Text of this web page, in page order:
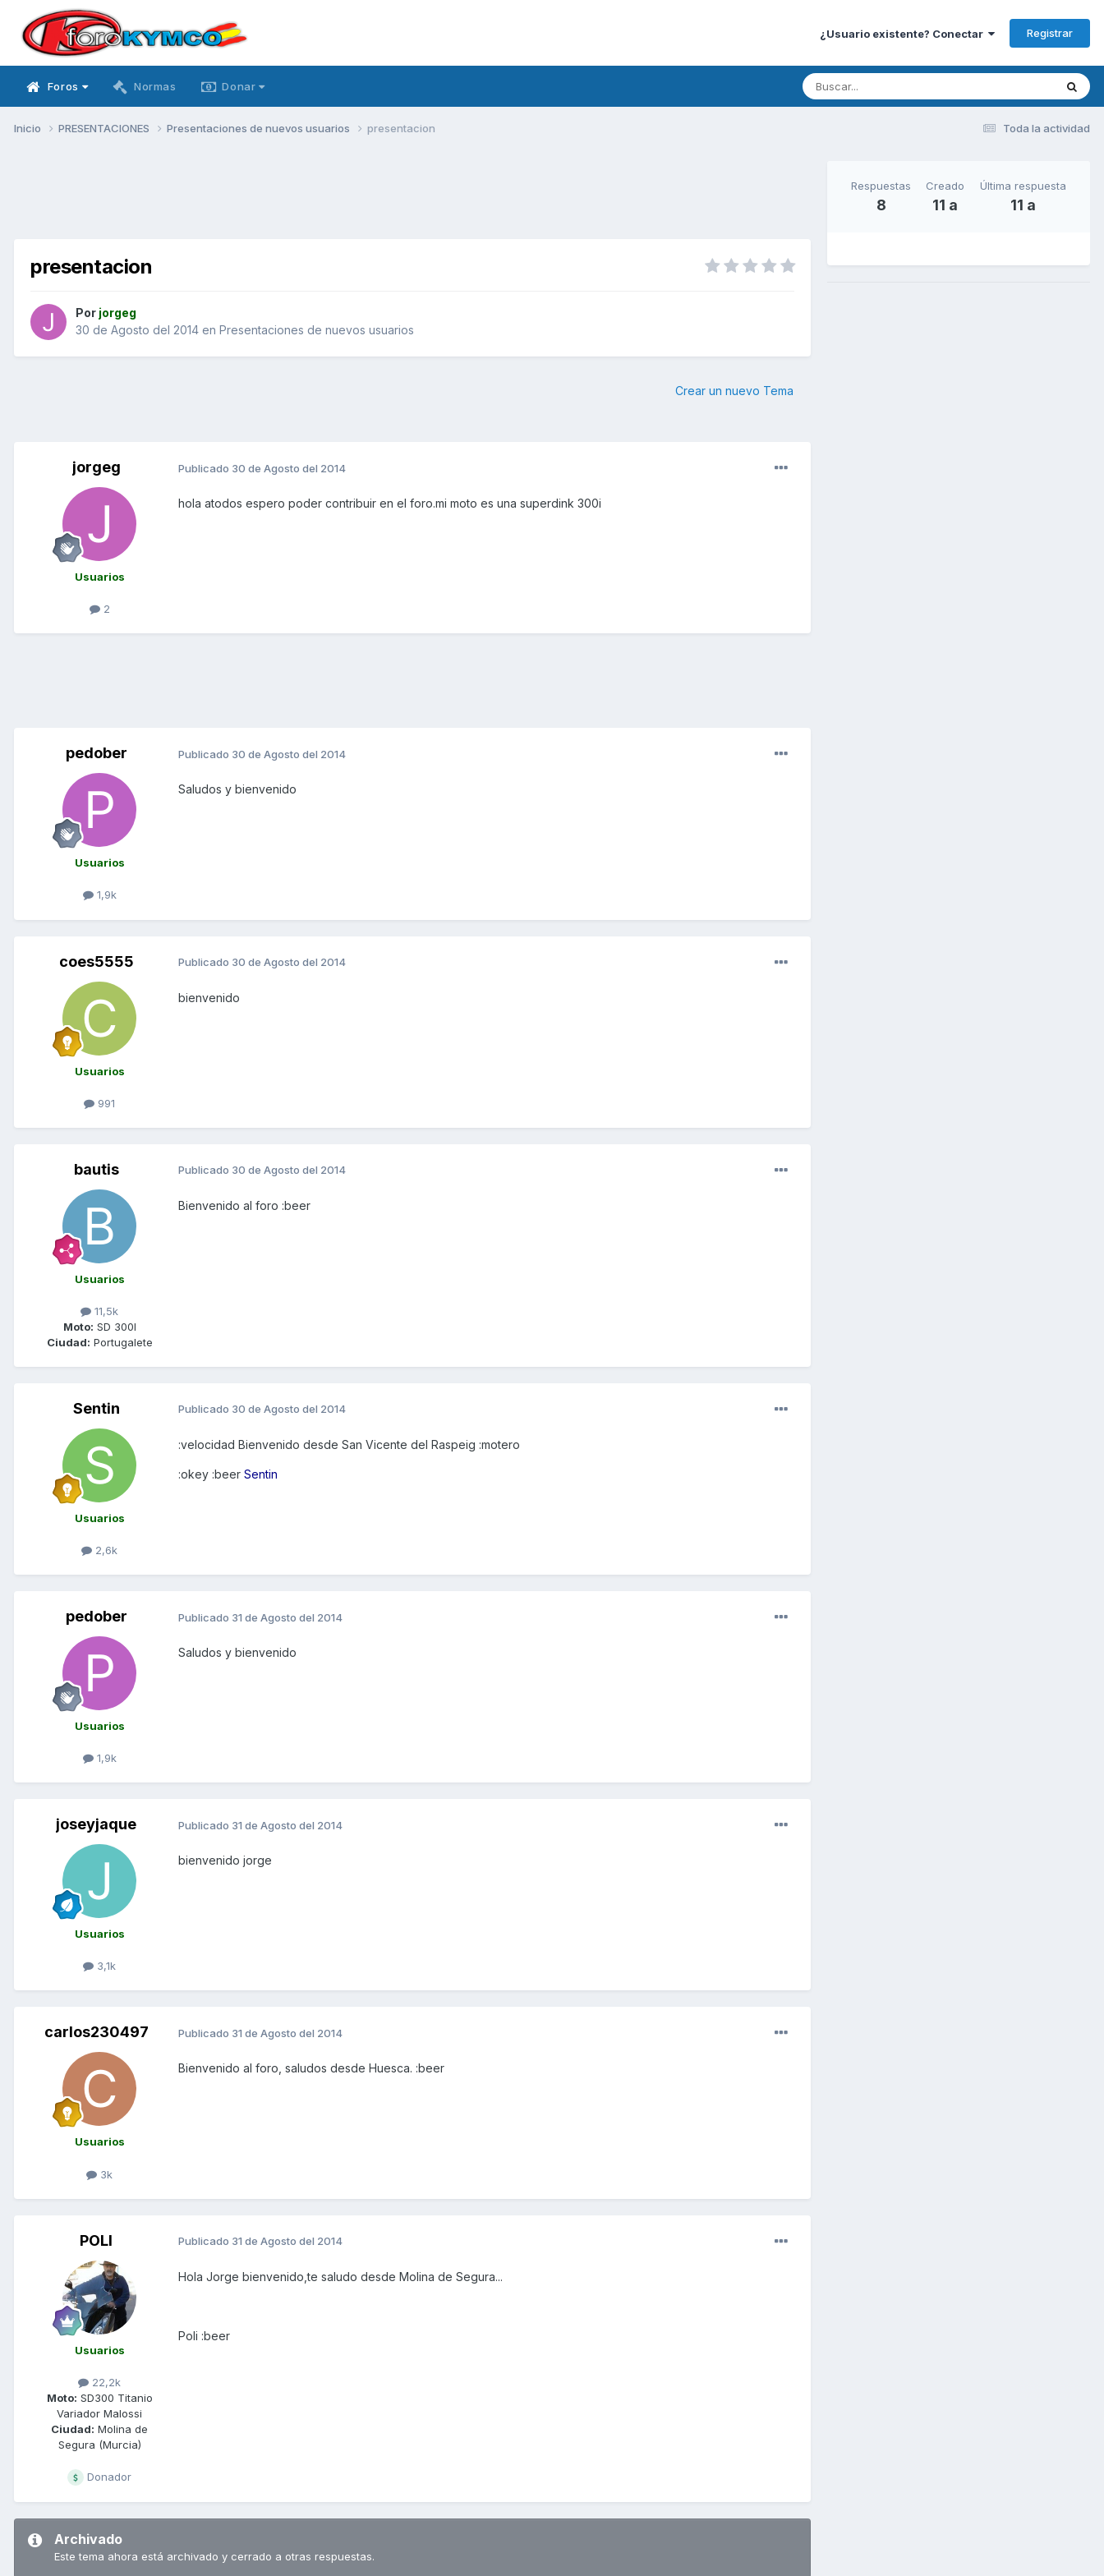
¿Usuario existente? Conectar Registrar
Foros Normas Donar
Toda la actividad
Inicio PRESENTACIONES Presentaciones de nuevos usuarios presentacion
presentacion
Por jorgeg
30 de Agosto del 2014 en Presentaciones de nuevos usuarios
Crear un nuevo Tema
jorgeg
Usuarios
2
Publicado 30 de Agosto del 2014
hola atodos espero poder contribuir en el foro.mi moto es una superdink 300i
pedober
Usuarios
1,9k
Publicado 30 de Agosto del 2014
Saludos y bienvenido
coes5555
Usuarios
991
Publicado 30 de Agosto del 2014
bienvenido
bautis
Usuarios
11,5k
Moto: SD 300I
Ciudad: Portugalete
Publicado 30 de Agosto del 2014
Bienvenido al foro :beer
Sentin
Usuarios
2,6k
Publicado 30 de Agosto del 2014
:velocidad Bienvenido desde San Vicente del Raspeig :motero
:okey :beer Sentin
pedober
Usuarios
1,9k
Publicado 31 de Agosto del 2014
Saludos y bienvenido
joseyjaque
Usuarios
3,1k
Publicado 31 de Agosto del 2014
bienvenido jorge
carlos230497
Usuarios
3k
Publicado 31 de Agosto del 2014
Bienvenido al foro, saludos desde Huesca. :beer
POLI
Usuarios
22,2k
Moto: SD300 Titanio
Variador Malossi
Ciudad: Molina de
Segura (Murcia)
Donador
Publicado 31 de Agosto del 2014
Hola Jorge bienvenido,te saludo desde Molina de Segura...
Poli :beer
Archivado
Este tema ahora está archivado y cerrado a otras respuestas.
Respuestas
8
Creado
11 a
Última respuesta
11 a